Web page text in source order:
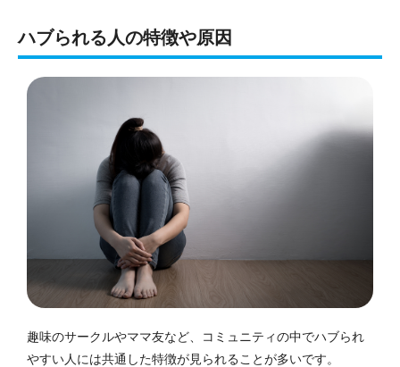
ハブられる人の特徴や原因
趣味のサークルやママ友など、コミュニティの中でハブられ
やすい人には共通した特徴が見られることが多いです。